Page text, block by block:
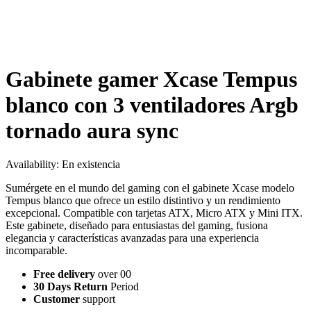
Gabinete gamer Xcase Tempus
blanco con 3 ventiladores Argb
tornado aura sync
Availability: En existencia
Sumérgete en el mundo del gaming con el gabinete Xcase modelo
Tempus blanco que ofrece un estilo distintivo y un rendimiento
excepcional. Compatible con tarjetas ATX, Micro ATX y Mini ITX.
Este gabinete, diseñado para entusiastas del gaming, fusiona
elegancia y características avanzadas para una experiencia
incomparable.
Free delivery over 00
30 Days Return Period
Customer support